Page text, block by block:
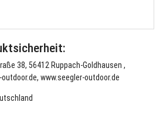
38, 56412 Ruppach-Goldhausen ,
www.seegler-outdoor.de